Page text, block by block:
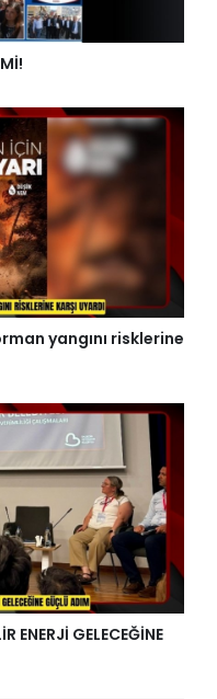
yangını risklerine
ENERJİ GELECEĞİNE